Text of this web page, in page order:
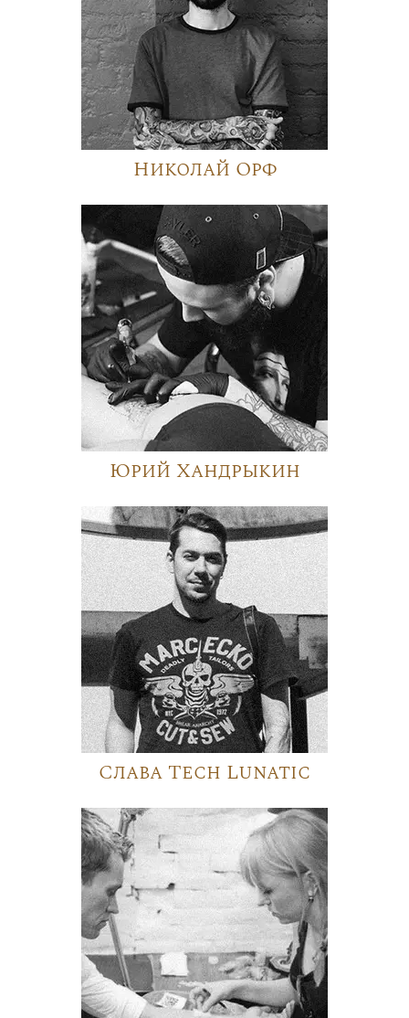
Николай Орф
Юрий Хандрыкин
Слава Tech Lunatic